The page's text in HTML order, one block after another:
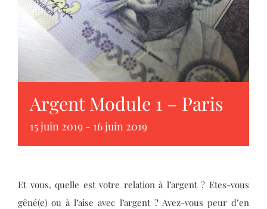
Argent Module 1 – Paris
15 juin 2019 - 16 juin 2019
Et vous, quelle est votre relation à l’argent ? Etes-vous
gêné(e) ou à l’aise avec l’argent ? Avez-vous peur d’en